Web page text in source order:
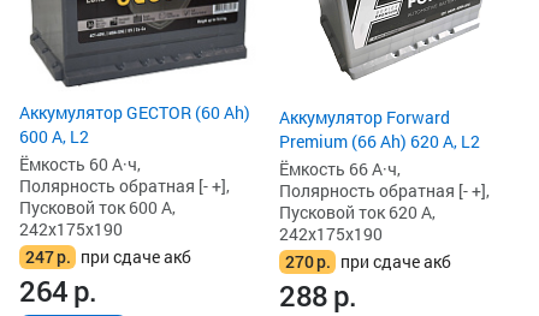
Аккумулятор GECTOR (60 Ah)
600 А, L2
Ёмкость 60 А·ч,
Полярность обратная [- +],
Пусковой ток 600 А,
242x175x190
247р. при сдаче акб
264р.
Аккумулятор Forward
Premium (66 Ah) 620 А, L2
Ёмкость 66 А·ч,
Полярность обратная [- +],
Пусковой ток 620 А,
242x175x190
270р. при сдаче акб
288р.